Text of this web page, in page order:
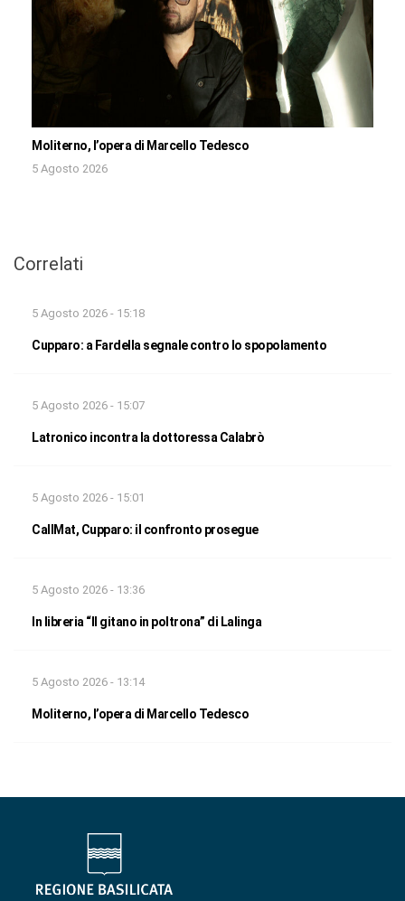
Moliterno, l’opera di Marcello Tedesco
5 Agosto 2026
Correlati
5 Agosto 2026 - 15:18
Cupparo: a Fardella segnale contro lo spopolamento
5 Agosto 2026 - 15:07
Latronico incontra la dottoressa Calabrò
5 Agosto 2026 - 15:01
CallMat, Cupparo: il confronto prosegue
5 Agosto 2026 - 13:36
In libreria “Il gitano in poltrona” di Lalinga
5 Agosto 2026 - 13:14
Moliterno, l’opera di Marcello Tedesco